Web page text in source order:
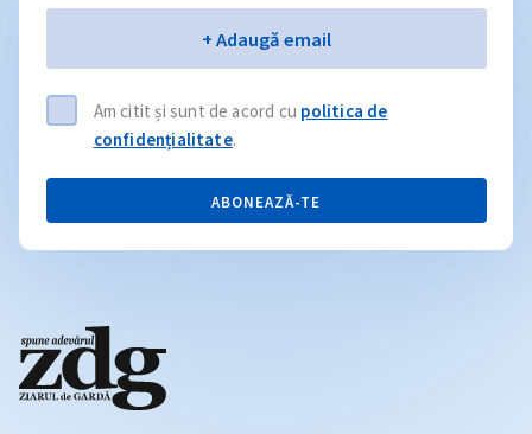
+ Adaugă email
Am citit și sunt de acord cu politica de
confidențialitate.
ABONEAZĂ-TE